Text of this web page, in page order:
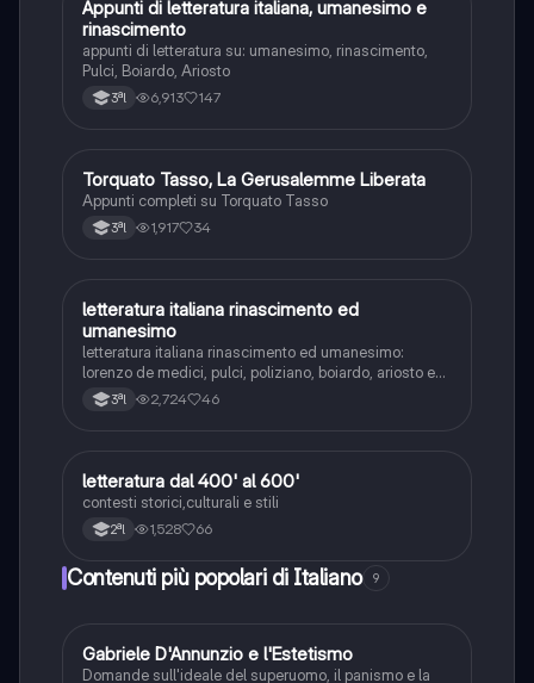
Italiano
Appunti di letteratura italiana, umanesimo e
rinascimento
appunti di letteratura su: umanesimo, rinascimento,
Pulci, Boiardo, Ariosto
3ªl 6,913 147
Italiano
Torquato Tasso, La Gerusalemme Liberata
Appunti completi su Torquato Tasso
3ªl 1,917 34
Italiano
letteratura italiana rinascimento ed
umanesimo
letteratura italiana rinascimento ed umanesimo:
lorenzo de medici, pulci, poliziano, boiardo, ariosto e
machiavelli
3ªl 2,724 46
Italiano
letteratura dal 400' al 600'
contesti storici,culturali e stili
2ªl 1,528 66
Contenuti più popolari di Italiano 9
GItaliano
Gabriele D'Annunzio e l'Estetismo
Domande sull'ideale del superuomo, il panismo e la